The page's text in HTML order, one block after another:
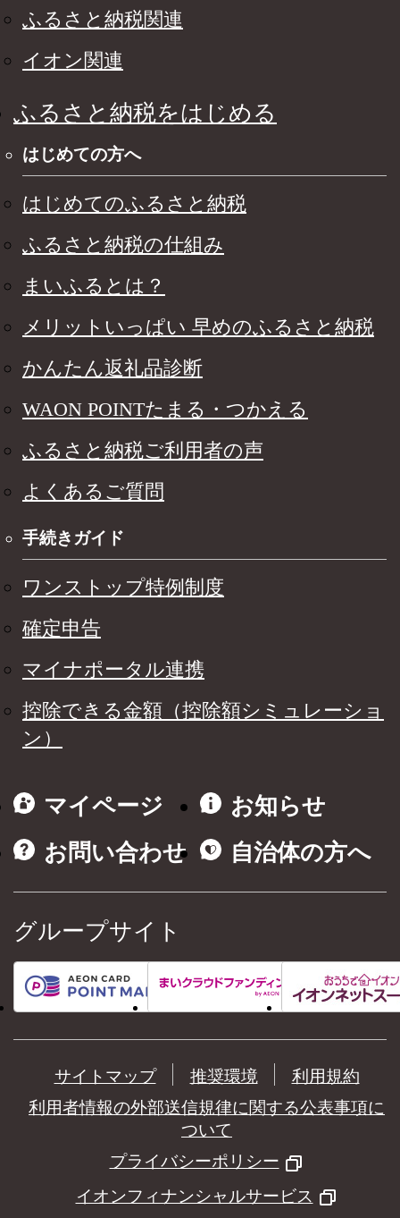
ふるさと納税関連
イオン関連
ふるさと納税をはじめる
はじめての方へ
はじめてのふるさと納税
ふるさと納税の仕組み
まいふるとは？
メリットいっぱい 早めのふるさと納税
かんたん返礼品診断
WAON POINTたまる・つかえる
ふるさと納税ご利用者の声
よくあるご質問
手続きガイド
ワンストップ特例制度
確定申告
マイナポータル連携
控除できる金額（控除額シミュレーショ
ン）
マイページ
お知らせ
お問い合わせ
自治体の方へ
グループサイト
サイトマップ 推奨環境
利用規約
利用者情報の外部送信規律に関する公表事項に
ついて
プライバシーポリシー
イオンフィナンシャルサービス